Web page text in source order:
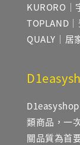
KURORO｜
TOPLAND
QUALY｜居
類商品，一
關品質為首